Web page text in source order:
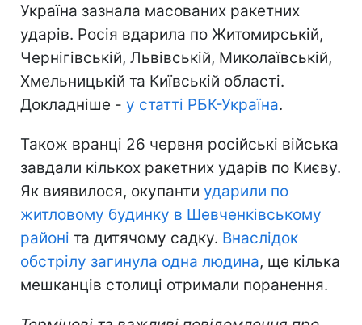
Україна зазнала масованих ракетних
ударів. Росія вдарила по Житомирській,
Чернігівській, Львівській, Миколаївській,
Хмельницькій та Київській області.
Докладніше - у статті РБК-Україна.
Також вранці 26 червня російські війська
завдали кількох ракетних ударів по Києву.
Як виявилося, окупанти ударили по
житловому будинку в Шевченківському
районі та дитячому садку. Внаслідок
обстрілу загинула одна людина, ще кілька
мешканців столиці отримали поранення.